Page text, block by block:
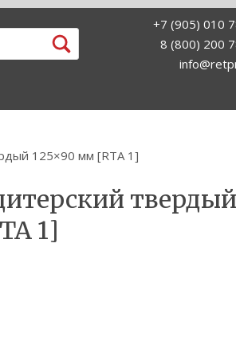
+7 (905) 010
8 (800) 200
125×90 мм [RTA 1]
твердый
1]